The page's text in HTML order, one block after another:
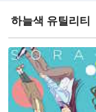
하늘색 유틸리티